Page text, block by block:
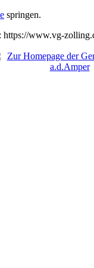
springen.
https://www.vg-